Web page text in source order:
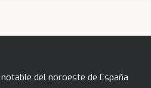
del noroeste de España